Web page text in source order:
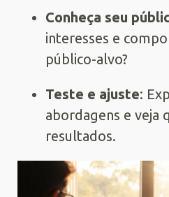
Conheça seu
interesses e
público-alvo?
Teste e ajuste:
abordagens e veja
resultados.